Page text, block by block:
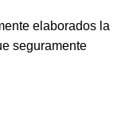
elaborados la
seguramente